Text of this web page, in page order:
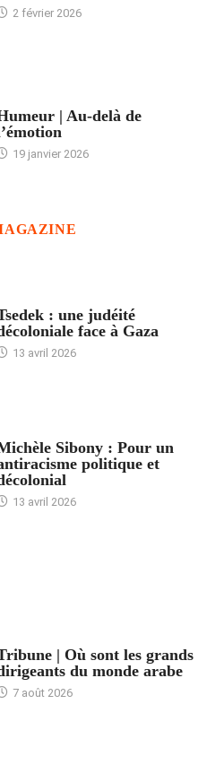
2 février 2026
| Au-delà de
19 janvier 2026
: une judéité
face à Gaza
13 avril 2026
Sibony : Pour un
politique et
13 avril 2026
| Où sont les grands
du monde arabe
7 août 2026